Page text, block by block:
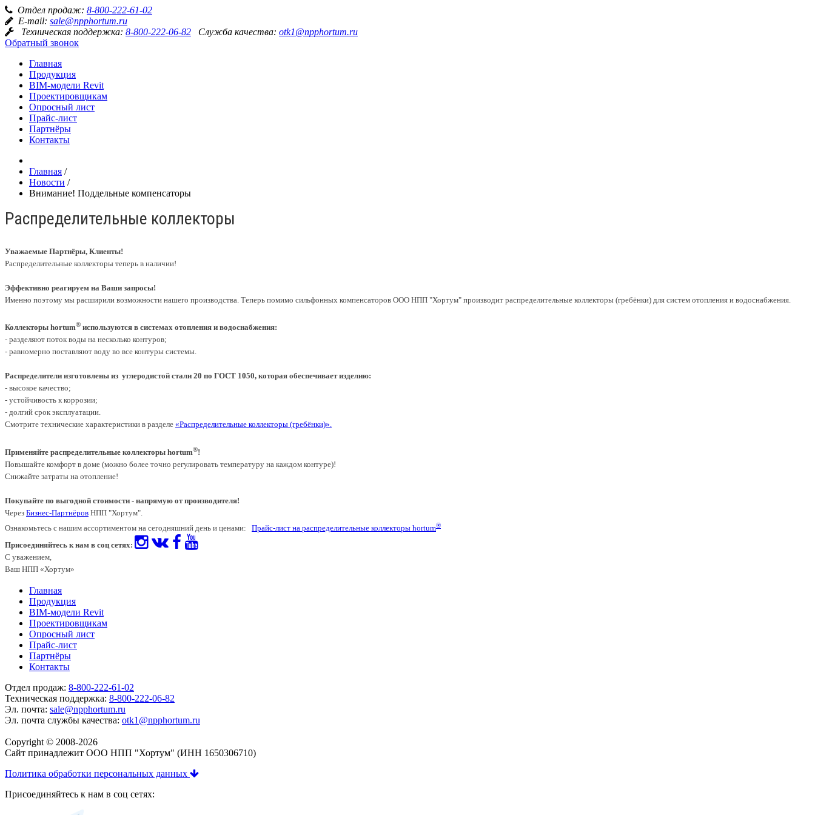
Отдел продаж: 8-800-222-61-02
E-mail: sale@npphortum.ru
Техническая поддержка: 8-800-222-06-82 Служба качества: otk1@npphortum.ru
Обратный звонок
Главная
Продукция
BIM-модели Revit
Проектировщикам
Опросный лист
Прайс-лист
Партнёры
Контакты
Главная /
Новости /
Внимание! Поддельные компенсаторы
Распределительные коллекторы
Уважаемые Партнёры, Клиенты!
Распределительные коллекторы теперь в наличии!
Эффективно реагируем на Ваши запросы!
Именно поэтому мы расширили возможности нашего производства. Теперь помимо сильфонных компенсаторов ООО НПП "Хортум" производит распределительные коллекторы (гребёнки) для систем отопления и водоснабжения.
Коллекторы hortum® используются в системах отопления и водоснабжения:
- разделяют поток воды на несколько контуров;
- равномерно поставляют воду во все контуры системы.
Распределители изготовлены из углеродистой стали 20 по ГОСТ 1050, которая обеспечивает изделию:
- высокое качество;
- устойчивость к коррозии;
- долгий срок эксплуатации.
Смотрите технические характеристики в разделе «Распределительные коллекторы (гребёнки)».
Применяйте распределительные коллекторы hortum®!
Повышайте комфорт в доме (можно более точно регулировать температуру на каждом контуре)!
Снижайте затраты на отопление!
Покупайте по выгодной стоимости - напрямую от производителя!
Через Бизнес-Партнёров НПП "Хортум".
Ознакомьтесь с нашим ассортиментом на сегодняшний день и ценами: Прайс-лист на распределительные коллекторы hortum®
Присоединяйтесь к нам в соц сетях:
С уважением,
Ваш НПП «Хортум»
Главная
Продукция
BIM-модели Revit
Проектировщикам
Опросный лист
Прайс-лист
Партнёры
Контакты
Отдел продаж: 8-800-222-61-02
Техническая поддержка: 8-800-222-06-82
Эл. почта: sale@npphortum.ru
Эл. почта службы качества: otk1@npphortum.ru
Copyright © 2008-2026
Cайт принадлежит ООО НПП "Хортум" (ИНН 1650306710)
Политика обработки персональных данных
Присоединяйтесь к нам в соц сетях: